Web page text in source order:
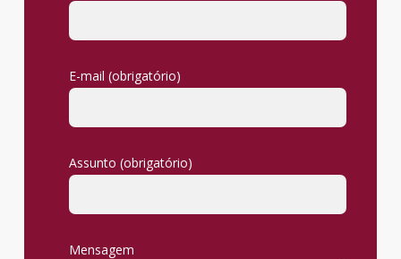
E-mail (obrigatório)
Assunto (obrigatório)
Mensagem